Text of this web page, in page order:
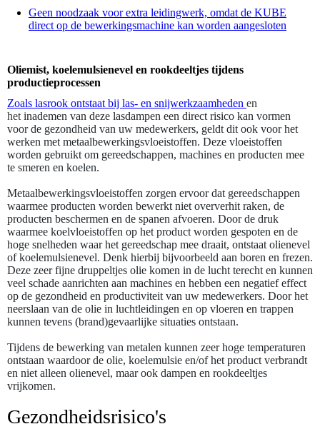
Geen noodzaak voor extra leidingwerk, omdat de KUBE
direct op de bewerkingsmachine kan worden aangesloten
Oliemist, koelemulsienevel en rookdeeltjes tijdens
productieprocessen
Zoals lasrook ontstaat bij las- en snijwerkzaamheden en
hetinademen van deze lasdampen een direct risico kan vormen
voor de gezondheid van uw medewerkers, geldt dit ook voor het
werken met metaalbewerkingsvloeistoffen. Deze vloeistoffen
worden gebruikt om gereedschappen, machines en producten mee
te smeren en koelen.
Metaalbewerkingsvloeistoffen zorgen ervoor dat gereedschappen
waarmee producten worden bewerkt niet oververhit raken, de
producten beschermen en de spanen afvoeren. Door de druk
waarmee koelvloeistoffen op het product worden gespoten en de
hoge snelheden waar het gereedschap mee draait, ontstaat olienevel
of koelemulsienevel. Denk hierbij bijvoorbeeld aan boren en frezen.
Deze zeer fijne druppeltjes olie komen in de lucht terecht en kunnen
veel schade aanrichten aan machines en hebben een negatief effect
op de gezondheid en productiviteit van uw medewerkers. Door het
neerslaan van de olie in luchtleidingen en op vloeren en trappen
kunnen tevens (brand)gevaarlijke situaties ontstaan.
Tijdens de bewerking van metalen kunnen zeer hoge temperaturen
ontstaan waardoor de olie, koelemulsie en/of het product verbrandt
en niet alleen olienevel, maar ook dampen en rookdeeltjes
vrijkomen.
Gezondheidsrisico's